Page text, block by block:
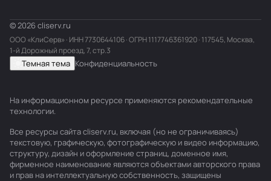
© 2026 cliserv.ru
ООО «КлиСерв» · ИНН7730644106· ОГРН 1117746361920 · 117545, Москва,
1-й Дорожный проезд, 7, стр.3
Темная тема Конфиденциальность
На информационном ресурсе применяются рекомендательные
технологии.
Все ресурсы сайта cliserv.ru, включая (но не ограничиваясь)
текстовую, графическую, фотографическую и видео информацию,
структуру, дизайн и оформление страниц, доменное имя,
фирменное наименование являются объектами авторского права
и прав на интеллектуальную собственность, защищены